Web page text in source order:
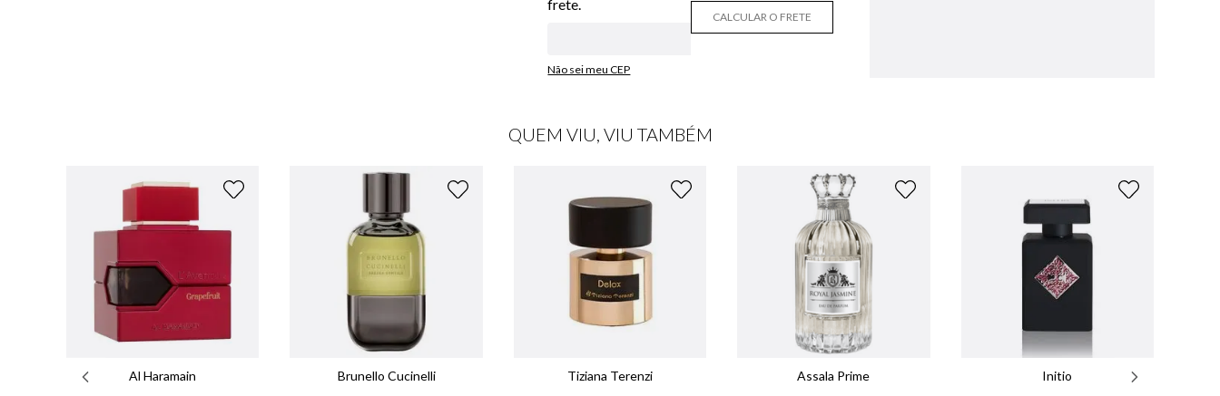
Não sei meu CEP
CALCULAR O FRETE
QUEM VIU, VIU TAMBÉM
Al Haramain Brunello Cucinelli Tiziana Terenzi Assala Prime Initio